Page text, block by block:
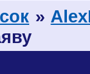
»